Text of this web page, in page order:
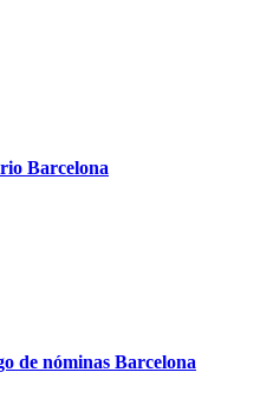
Barcelona
de nóminas Barcelona